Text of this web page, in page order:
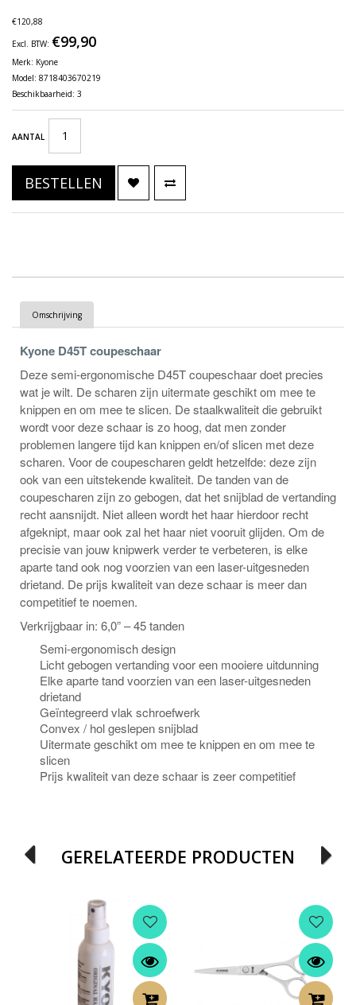
€120,88
Excl. BTW: €99,90
Merk: Kyone
Model: 8718403670219
Beschikbaarheid: 3
AANTAL
BESTELLEN
Omschrijving
Kyone D45T coupeschaar
Deze semi-ergonomische D45T coupeschaar doet precies
wat je wilt. De scharen zijn uitermate geschikt om mee te
knippen en om mee te slicen. De staalkwaliteit die gebruikt
wordt voor deze schaar is zo hoog, dat men zonder
problemen langere tijd kan knippen en/of slicen met deze
scharen. Voor de coupescharen geldt hetzelfde: deze zijn
ook van een uitstekende kwaliteit. De tanden van de
coupescharen zijn zo gebogen, dat het snijblad de vertanding
recht aansnijdt. Niet alleen wordt het haar hierdoor recht
afgeknipt, maar ook zal het haar niet vooruit glijden. Om de
precisie van jouw knipwerk verder te verbeteren, is elke
aparte tand ook nog voorzien van een laser-uitgesneden
drietand. De prijs kwaliteit van deze schaar is meer dan
competitief te noemen.
Verkrijgbaar in: 6,0” – 45 tanden
Semi-ergonomisch design
Licht gebogen vertanding voor een mooiere uitdunning
Elke aparte tand voorzien van een laser-uitgesneden
drietand
Geïntegreerd vlak schroefwerk
Convex / hol geslepen snijblad
Uitermate geschikt om mee te knippen en om mee te
slicen
Prijs kwaliteit van deze schaar is zeer competitief
GERELATEERDE PRODUCTEN